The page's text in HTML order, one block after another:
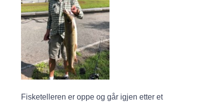
Fisketelleren er oppe og går igjen etter et